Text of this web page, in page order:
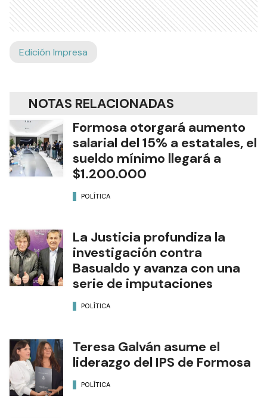
Edición Impresa
NOTAS RELACIONADAS
Formosa otorgará aumento
salarial del 15% a estatales, el
sueldo mínimo llegará a
$1.200.000
POLÍTICA
La Justicia profundiza la
investigación contra
Basualdo y avanza con una
serie de imputaciones
POLÍTICA
Teresa Galván asume el
liderazgo del IPS de Formosa
POLÍTICA